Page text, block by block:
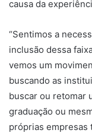
causa da
“Sentimos a
inclusão dessa
vemos um
buscando as
buscar ou retomar
graduação ou
próprias empresas